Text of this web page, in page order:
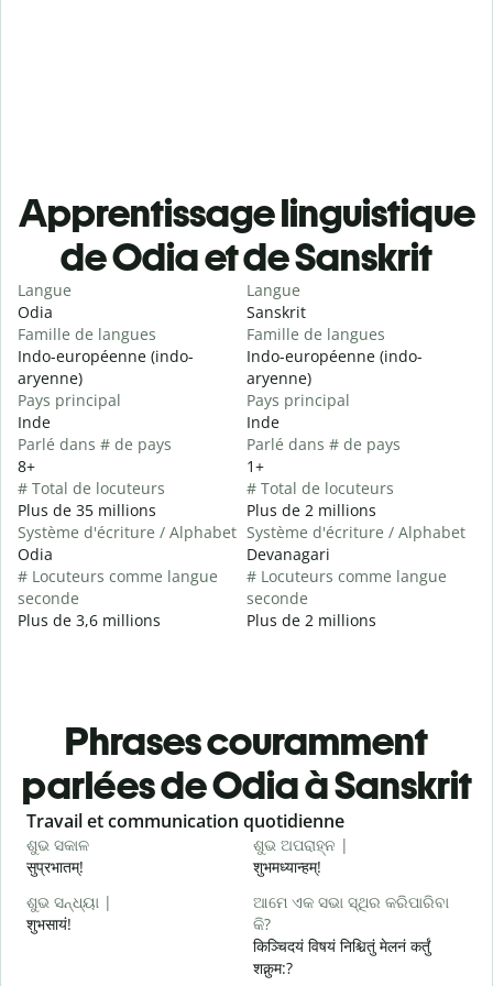
Apprentissage linguistique
de Odia et de Sanskrit
Langue
Odia
Famille de langues
Indo-européenne (indo-
aryenne)
Pays principal
Inde
Parlé dans # de pays
8+
# Total de locuteurs
Plus de 35 millions
Système d'écriture / Alphabet
Odia
# Locuteurs comme langue
seconde
Plus de 3,6 millions
Langue
Sanskrit
Famille de langues
Indo-européenne (indo-
aryenne)
Pays principal
Inde
Parlé dans # de pays
1+
# Total de locuteurs
Plus de 2 millions
Système d'écriture / Alphabet
Devanagari
# Locuteurs comme langue
seconde
Plus de 2 millions
Phrases couramment
parlées de Odia à Sanskrit
Slide 1 of 6
Travail et communication quotidienne
ଶୁଭ ସକାଳ
सुप्रभातम्!
ଶୁଭ ଅପରାହ୍ନ |
शुभमध्यान्हम्!
ଶୁଭ ସନ୍ଧ୍ୟା |
शुभसायं!
ଆମେ ଏକ ସଭା ସ୍ଥିର କରିପାରିବା
କି?
किञ्चिदयं विषयं निश्चितुं मेलनं कर्तुं
शक्नुम:?